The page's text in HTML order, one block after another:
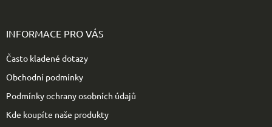
INFORMACE PRO VÁS
Často kladené dotazy
Obchodní podmínky
Podmínky ochrany osobních údajů
Kde koupíte naše produkty